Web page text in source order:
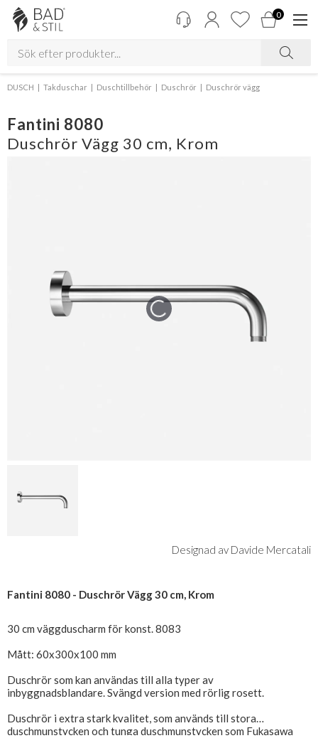
0
DUSCH Takduschar Duschtillbehör Duschrör Duschrör vägg
Fantini 8080
Duschrör Vägg 30 cm, Krom
Designad av Davide Mercatali
Fantini 8080 - Duschrör Vägg 30 cm, Krom
30 cm väggduscharm för konst. 8083
Mått: 60x300x100 mm
Duschrör som kan användas till alla typer av
inbyggnadsblandare. Svängd version med rörlig rosett.
Duschrör i extra stark kvalitet, som används till stora
duschmunstycken och tunga duschmunstycken som Fukasawa